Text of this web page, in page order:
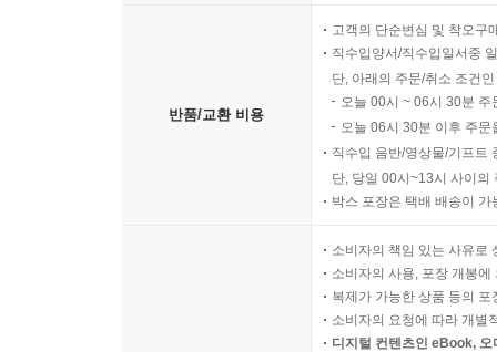
반품/교환 비용
고객의 단순변심 및 착오구
직수입양서/직수입일서중
단, 아래의 주문/취소 조건
오늘 00시 ~ 06시 30분
오늘 06시 30분 이후 주
직수입 음반/영상물/기프트
단, 당일 00시~13시 사이의
박스 포장은 택배 배송이
소비자의 책임 있는 사유로
소비자의 사용, 포장 개봉
복제가 가능한 상품 등의
소비자의 요청에 따라 개별
디지털 컨텐츠인 eBook,